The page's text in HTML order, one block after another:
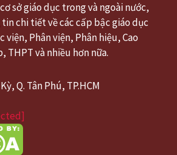
sở giáo dục trong và ngoài nước,
chi tiết về các cấp bậc giáo dục
viện, Phân viện, Phân hiệu, Cao
THPT và nhiều hơn nữa.
Q. Tân Phú, TP.HCM